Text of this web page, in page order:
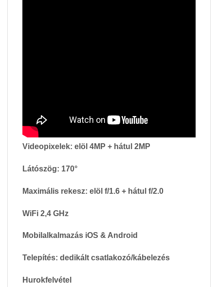
Kamera felbontás: 1440P (2K)
Videopixelek: elöl 4MP + hátul 2MP
Látószög: 170°
Maximális rekesz: elöl f/1.6 + hátul f/2.0
WiFi 2,4 GHz
Mobilalkalmazás iOS & Android
Telepítés: dedikált csatlakozó/kábelezés
Hurokfelvétel